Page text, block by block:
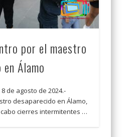
por el maestro
Álamo
de agosto de 2024.-
desaparecido en Álamo,
cierres intermitentes …